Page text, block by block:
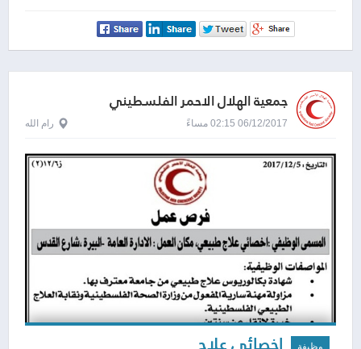
جمعية الهلال الاحمر الفلسطيني
06/12/2017 02:15 مساءً رام الله
وظيفة